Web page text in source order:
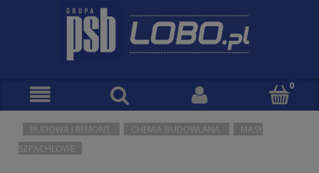
BUDOWA I REMONT CHEMIA BUDOWLANA
MASY
SZPACHLOWE